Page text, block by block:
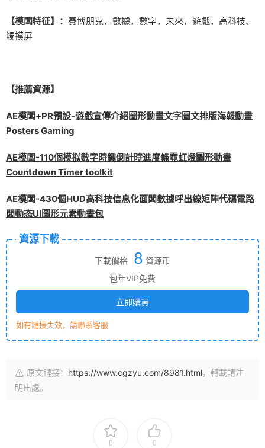
【模闆特征】： 賽博朋克，數據，數字，未來，遊戲，高科技、
觸摸屏
【推薦資源】
AE模闆+PR預設-遊戲宣傳介紹圖形動畫文字圖文排版海報動畫
Posters Gaming
AE模闆-110個模拟數字時鍾倒計時進度條霓虹燈圖形動畫
Countdown Timer toolkit
AE模闆-430個HUD高科技信息化面闆數據呼出線矩陣代碼電路
闆動态UI圖形元素動畫包
資源下載
下載價格 8 資源币
包年VIP免費
立即購買
如有鏈接失效，請聯系客服
原文鏈接： https://www.cgzyu.com/8981.html，轉載請注
明出處。
0 0